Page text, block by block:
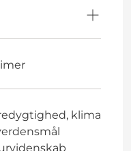
klima